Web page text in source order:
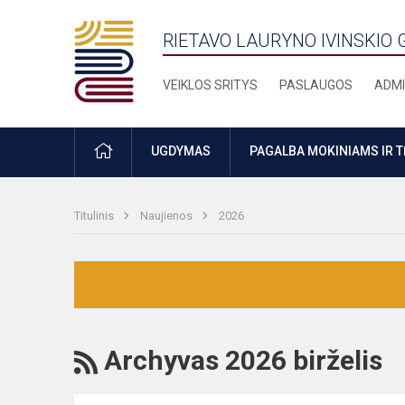
RIETAVO LAURYNO IVINSKIO
VEIKLOS SRITYS PASLAUGOS
PRADŽIAUGDYMAS PAGALBA MOKINIAMS IR
Titulinis Naujienos 2026
RSS
Archyvas 2026 birželis